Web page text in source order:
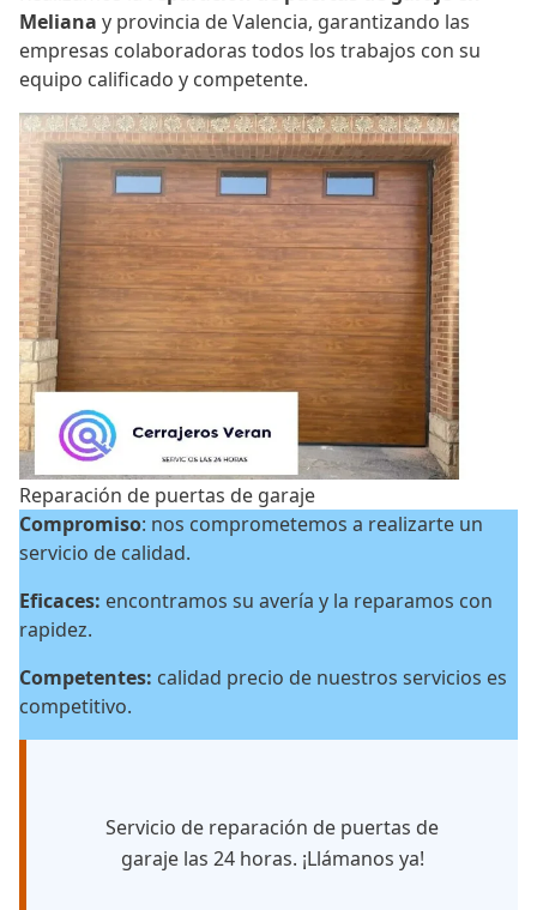
Meliana y provincia de Valencia, garantizando las
empresas colaboradoras todos los trabajos con su
equipo calificado y competente.
Reparación de puertas de garaje
Compromiso: nos comprometemos a realizarte un
servicio de calidad.
Eficaces: encontramos su avería y la reparamos con
rapidez.
Competentes: calidad precio de nuestros servicios es
competitivo.
Servicio de reparación de puertas de
garaje las 24 horas. ¡Llámanos ya!